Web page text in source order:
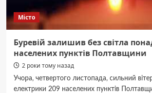
Місто
Буревій залишив без світла
населених пунктів Полтавщини
2 роки тому назад
Учора, четвертого листопада, сильний
електрики 209 населених пунктів